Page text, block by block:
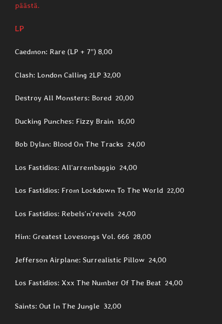
päästä.
LP
Caedmon: Rare (LP + 7″) 8,00
Clash: London Calling 2LP 32,00
Destroy All Monsters: Bored 20,00
Ducking Punches: Fizzy Brain 16,00
Bob Dylan: Blood On The Tracks 24,00
Los Fastidios: All’arrembaggio 24,00
Los Fastidios: From Lockdown To The World 22,00
Los Fastidios: Rebels’n’revels 24,00
Him: Greatest Lovesongs Vol. 666 28,00
Jefferson Airplane: Surrealistic Pillow 24,00
Los Fastidios: Xxx The Number Of The Beat 24,00
Saints: Out In The Jungle 32,00